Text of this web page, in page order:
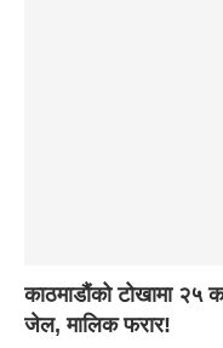
काठमाडौंको टोखामा २५
जेल, मालिक फरार!